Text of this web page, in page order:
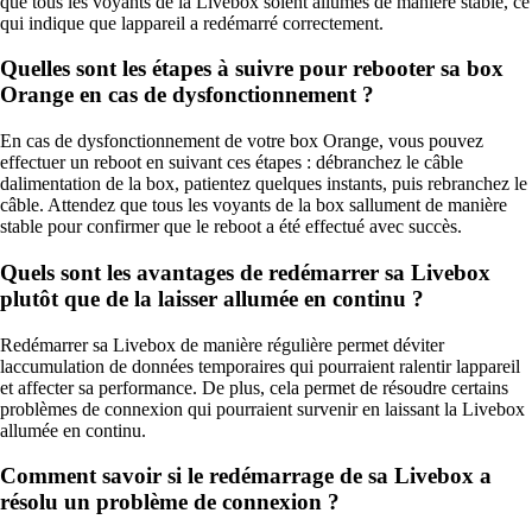
qui indique que lappareil a redémarré correctement.
Quelles sont les étapes à suivre pour rebooter sa box
Orange en cas de dysfonctionnement ?
En cas de dysfonctionnement de votre box Orange, vous pouvez
effectuer un reboot en suivant ces étapes : débranchez le câble
dalimentation de la box, patientez quelques instants, puis rebranchez le
câble. Attendez que tous les voyants de la box sallument de manière
stable pour confirmer que le reboot a été effectué avec succès.
Quels sont les avantages de redémarrer sa Livebox
plutôt que de la laisser allumée en continu ?
Redémarrer sa Livebox de manière régulière permet déviter
laccumulation de données temporaires qui pourraient ralentir lappareil
et affecter sa performance. De plus, cela permet de résoudre certains
problèmes de connexion qui pourraient survenir en laissant la Livebox
allumée en continu.
Comment savoir si le redémarrage de sa Livebox a
résolu un problème de connexion ?